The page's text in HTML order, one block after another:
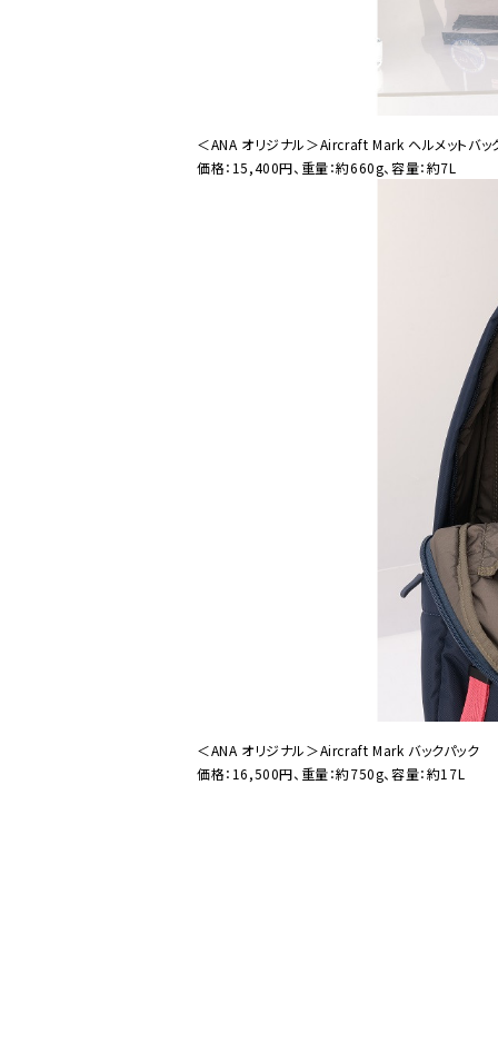
＜ANA オリジナル＞Aircraft Mark ヘルメットバッ
価格：15,400円、重量：約660g、容量：約7L
＜ANA オリジナル＞Aircraft Mark バックパック
価格：16,500円、重量：約750g、容量：約17L